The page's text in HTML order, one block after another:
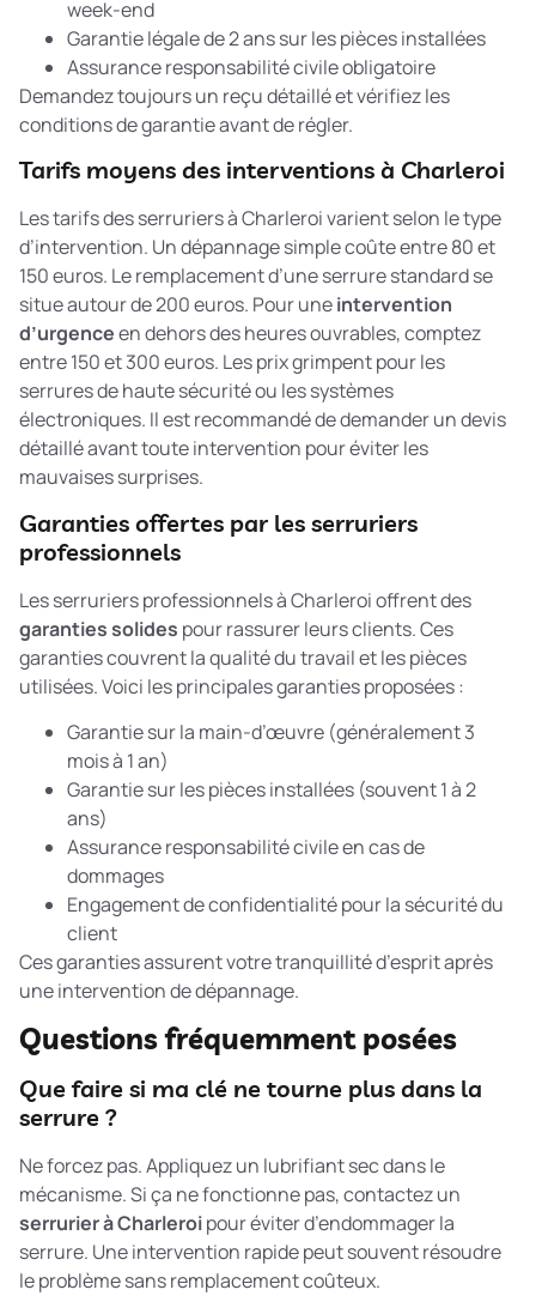
week-end
Garantie légale de 2 ans sur les pièces installées
Assurance responsabilité civile obligatoire
Demandez toujours un reçu détaillé et vérifiez les
conditions de garantie avant de régler.
Tarifs moyens des interventions à Charleroi
Les tarifs des serruriers à Charleroi varient selon le type
d’intervention. Un dépannage simple coûte entre 80 et
150 euros. Le remplacement d’une serrure standard se
situe autour de 200 euros. Pour uneintervention
d’urgenceen dehors des heures ouvrables, comptez
entre 150 et 300 euros. Les prix grimpent pour les
serrures de haute sécurité ou les systèmes
électroniques. Il est recommandé de demander un devis
détaillé avant toute intervention pour éviter les
mauvaises surprises.
Garanties offertes par les serruriers
professionnels
Les serruriers professionnels à Charleroi offrent des
garanties solides pour rassurer leurs clients. Ces
garanties couvrent la qualité du travail et les pièces
utilisées. Voici les principales garanties proposées :
Garantie sur la main-d’œuvre (généralement 3
mois à 1 an)
Garantie sur les pièces installées (souvent 1 à 2
ans)
Assurance responsabilité civile en cas de
dommages
Engagement de confidentialité pour la sécurité du
client
Ces garanties assurent votre tranquillité d’esprit après
une intervention de dépannage.
Questions fréquemment posées
Que faire si ma clé ne tourne plus dans la
serrure ?
Ne forcez pas. Appliquez un lubrifiant sec dans le
mécanisme. Si ça ne fonctionne pas, contactez un
serrurier à Charleroipour éviter d’endommager la
serrure. Une intervention rapide peut souvent résoudre
le problème sans remplacement coûteux.